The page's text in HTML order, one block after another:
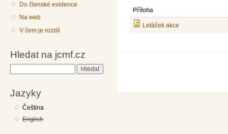
Do členské evidence
Na web
V čem je rozdíl
Hledat na jcmf.cz
Jazyky
Čeština
English
Příloha
Letáček akce